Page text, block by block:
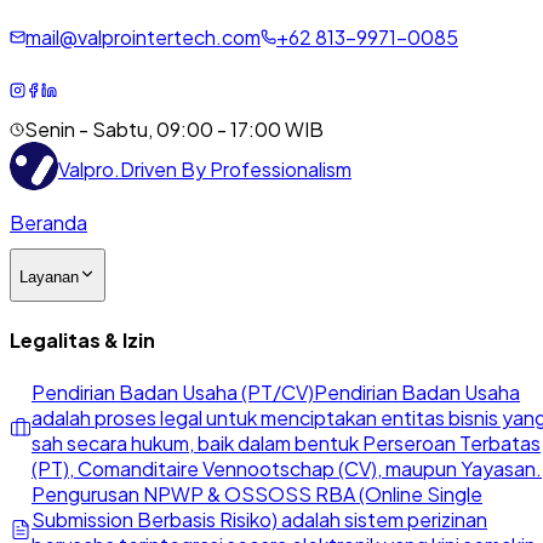
mail@valprointertech.com +62813-9971-0085
Senin - Sabtu, 09:00 - 17:00 WIB
Valpro.Driven By Professionalism
Beranda
Layanan
Legalitas & Izin
Pendirian Badan Usaha (PT/CV)Pendirian Badan Usaha
adalah proses legal untuk menciptakan entitas bisnis
sah secara hukum, baik dalam bentuk Perseroan Terbatas
(PT), Comanditaire Vennootschap (CV), maupun Yayasan.
Pengurusan NPWP & OSSOSS RBA (Online Single
Submission Berbasis Risiko) adalah sistem perizinan